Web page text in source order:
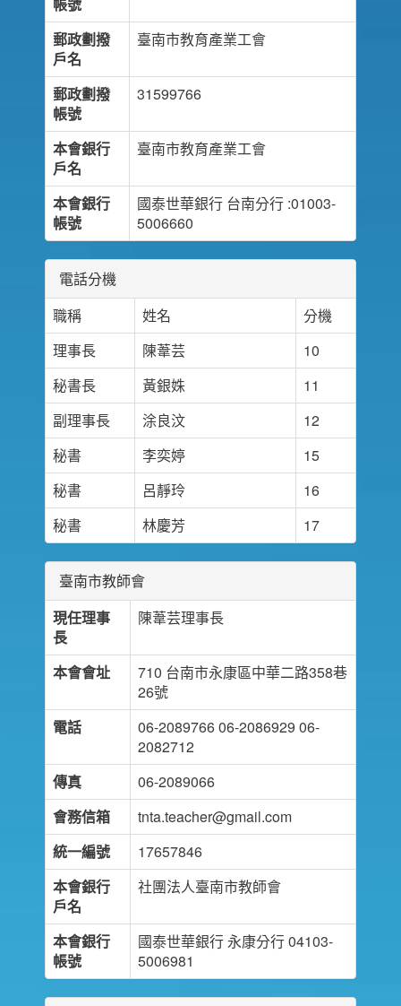
郵政劃撥
戶名
臺南市教育產業工會
郵政劃撥
帳號
31599766
本會銀行
戶名
臺南市教育產業工會
本會銀行
帳號
國泰世華銀行 台南分行 :01003-
5006660
電話分機
職稱
姓名
分機
理事長
陳葦芸
10
秘書長
黃銀姝
11
副理事長
涂良汶
12
秘書
李奕婷
15
秘書
呂靜玲
16
秘書
林慶芳 17
臺南市教師會
現任理事
長
陳葦芸理事長
本會會址
710 台南市永康區中華二路358巷
26號
電話
06-2089766 06-2086929 06-
2082712
傳真
06-2089066
會務信箱
tnta.teacher@gmail.com
統一編號
17657846
本會銀行
戶名
社團法人臺南市教師會
本會銀行
帳號
國泰世華銀行 永康分行 04103-
5006981